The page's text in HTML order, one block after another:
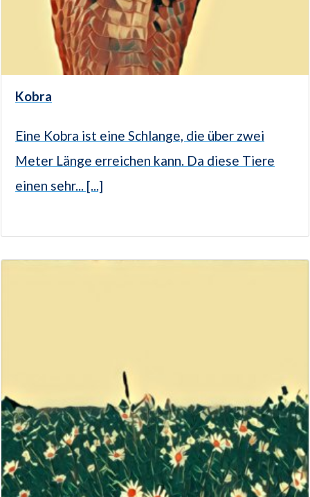
Kobra
Eine Kobra ist eine Schlange, die über zwei
Meter Länge erreichen kann. Da diese Tiere
einen sehr... [...]